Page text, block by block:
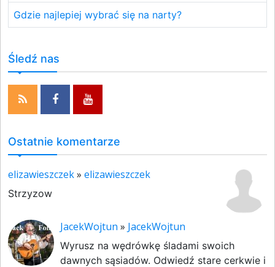
Gdzie najlepiej wybrać się na narty?
Śledź nas
Ostatnie komentarze
elizawieszczek» elizawieszczek
Strzyzow
JacekWojtun » JacekWojtun
Wyrusz na wędrówkę śladami swoich
dawnych sąsiadów. Odwiedź stare cerkwie i